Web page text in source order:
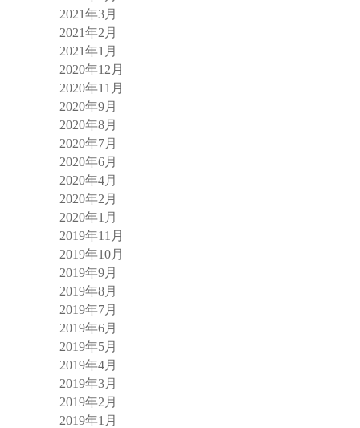
2021年3月
2021年2月
2021年1月
2020年12月
2020年11月
2020年9月
2020年8月
2020年7月
2020年6月
2020年4月
2020年2月
2020年1月
2019年11月
2019年10月
2019年9月
2019年8月
2019年7月
2019年6月
2019年5月
2019年4月
2019年3月
2019年2月
2019年1月